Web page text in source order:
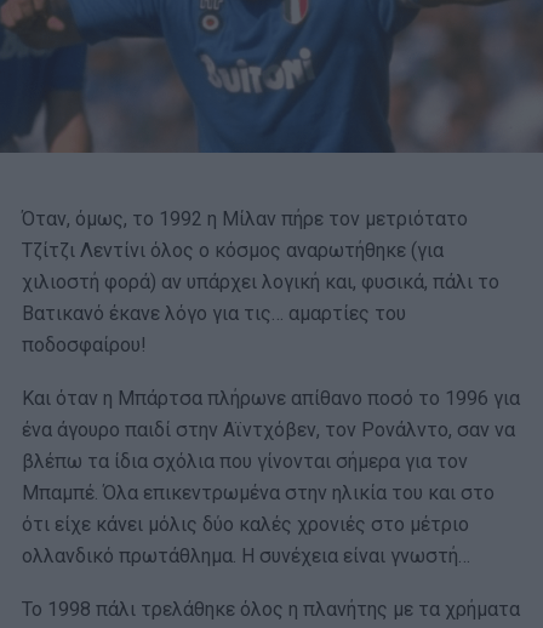
Όταν, όμως, το 1992 η Μίλαν πήρε τον μετριότατο
Τζίτζι Λεντίνι όλος ο κόσμος αναρωτήθηκε (για
χιλιοστή φορά) αν υπάρχει λογική και, φυσικά, πάλι το
Βατικανό έκανε λόγο για τις… αμαρτίες του
ποδοσφαίρου!
Και όταν η Μπάρτσα πλήρωνε απίθανο ποσό το 1996 για
ένα άγουρο παιδί στην Αϊντχόβεν, τον Ρονάλντο, σαν να
βλέπω τα ίδια σχόλια που γίνονται σήμερα για τον
Μπαμπέ. Όλα επικεντρωμένα στην ηλικία του και στο
ότι είχε κάνει μόλις δύο καλές χρονιές στο μέτριο
ολλανδικό πρωτάθλημα. Η συνέχεια είναι γνωστή…
Το 1998 πάλι τρελάθηκε όλος η πλανήτης με τα χρήματα